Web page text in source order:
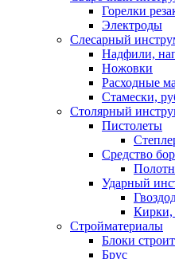
Горелки
Электроды
Слесарный
Надфили,
Ножовки
Расходные
Стамески,
Столярный
Пистолеты
Средство
Ударный
Стройматериалы
Блоки
Брус